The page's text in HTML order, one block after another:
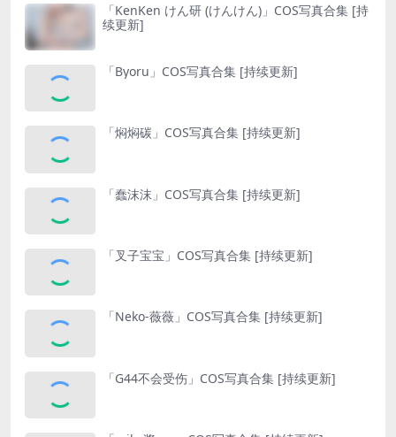
「KenKen けん研 (けんけん)」COS写真合集 [持
续更新]
「Byoru」COS写真合集 [持续更新]
「焖焖碳」COS写真合集 [持续更新]
「蠢沫沫」COS写真合集 [持续更新]
「叉子宝宝」COS写真合集 [持续更新]
「Neko-薇薇」COS写真合集 [持续更新]
「G44不会受伤」COS写真合集 [持续更新]